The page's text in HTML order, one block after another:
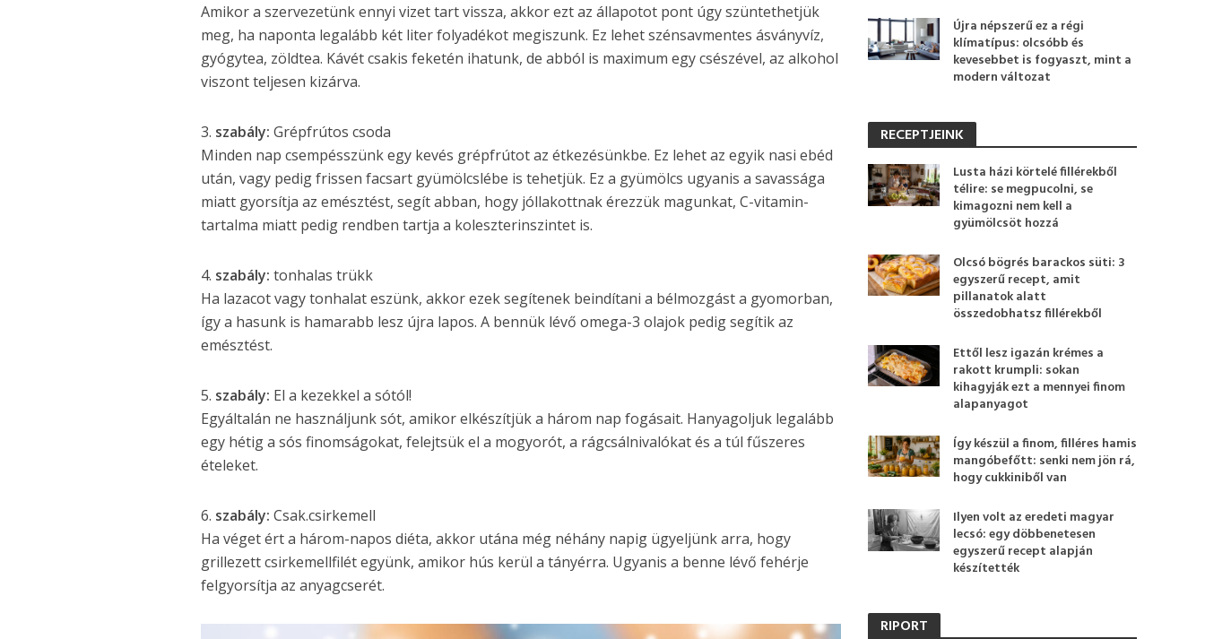
Amikor a szervezetünk ennyi vizet tart vissza, akkor ezt az állapotot pont úgy szüntethetjük
meg, ha naponta legalább két liter folyadékot megiszunk. Ez lehet szénsavmentes ásványvíz,
gyógytea, zöldtea. Kávét csakis feketén ihatunk, de abból is maximum egy csészével, az alkohol
viszont teljesen kizárva.
3. szabály: Grépfrútos csoda
Minden nap csempésszünk egy kevés grépfrútot az étkezésünkbe. Ez lehet az egyik nasi ebéd
után, vagy pedig frissen facsart gyümölcslébe is tehetjük. Ez a gyümölcs ugyanis a savassága
miatt gyorsítja az emésztést, segít abban, hogy jóllakottnak érezzük magunkat, C-vitamin-
tartalma miatt pedig rendben tartja a koleszterinszintet is.
4. szabály: tonhalas trükk
Ha lazacot vagy tonhalat eszünk, akkor ezek segítenek beindítani a bélmozgást a gyomorban,
így a hasunk is hamarabb lesz újra lapos. A bennük lévő omega-3 olajok pedig segítik az
emésztést.
5. szabály: El a kezekkel a sótól!
Egyáltalán ne használjunk sót, amikor elkészítjük a három nap fogásait. Hanyagoljuk legalább
egy hétig a sós finomságokat, felejtsük el a mogyorót, a rágcsálnivalókat és a túl fűszeres
ételeket.
6. szabály: Csak.csirkemell
Ha véget ért a három-napos diéta, akkor utána még néhány napig ügyeljünk arra, hogy
grillezett csirkemellfilét együnk, amikor hús kerül a tányérra. Ugyanis a benne lévő fehérje
felgyorsítja az anyagcserét.
Újra népszerű ez a régi
klímatípus: olcsóbb és
kevesebbet is fogyaszt, mint a
modern változat
RECEPTJEINK
Lusta házi körtelé fillérekből
télire: se megpucolni, se
kimagozni nem kell a
gyümölcsöt hozzá
Olcsó bögrés barackos süti: 3
egyszerű recept, amit
pillanatok alatt
összedobhatsz fillérekből
Ettől lesz igazán krémes a
rakott krumpli: sokan
kihagyják ezt a mennyei finom
alapanyagot
Így készül a finom, filléres hamis
mangóbefőtt: senki nem jön rá,
hogy cukkiniből van
Ilyen volt az eredeti magyar
lecsó: egy döbbenetesen
egyszerű recept alapján
készítették
RIPORT